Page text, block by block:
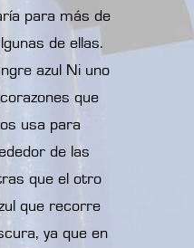
para más de
de ellas.
azul Ni uno
que
usa para
de las
que el otro
que recorre
ya que en